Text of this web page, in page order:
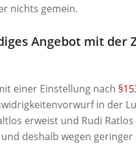
nichts gemein.
Angebot mit der
einer Einstellung nach
in der
erweist und Rudi
deshalb wegen geringer